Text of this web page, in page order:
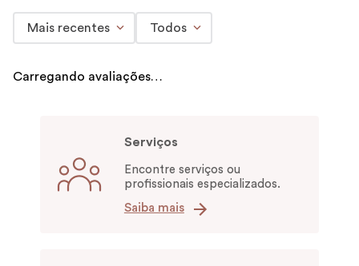
Mais recentes Todos
Carregando avaliações…
Serviços
Encontre serviços ou
profissionais especializados.
Saiba mais